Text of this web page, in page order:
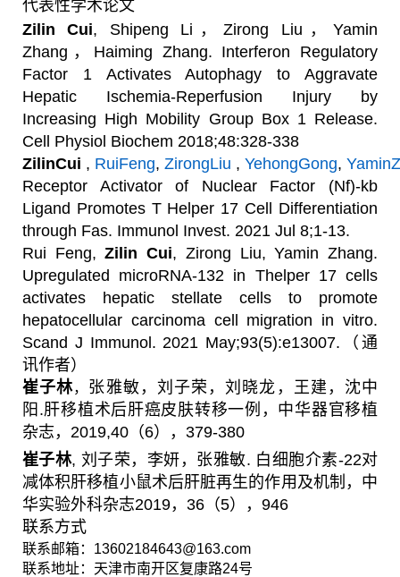
代表性学术论文
Zilin Cui, Shipeng Li ，Zirong Liu ， Yamin
Zhang ， Haiming Zhang. Interferon Regulatory
Factor 1 Activates Autophagy to Aggravate
Hepatic Ischemia-Reperfusion Injury by
Increasing High Mobility Group Box 1 Release.
Cell Physiol Biochem 2018;48:328-338
ZilinCui , RuiFeng, ZirongLiu , YehongGong,
Receptor Activator of Nuclear Factor (Nf)-kb
Ligand Promotes T Helper 17 Cell Differentiation
through Fas. Immunol Invest. 2021 Jul 8;1-13.
Rui Feng,Zilin Cui, Zirong Liu, Yamin Zhang.
Upregulated microRNA-132 in Thelper 17 cells
activates hepatic stellate cells to promote
hepatocellular carcinoma cell migration in vitro.
Scand J Immunol. 2021 May;93(5):e13007. （通
讯作者）
崔子林， 张雅敏，刘子荣，刘晓龙，王建，沈中
阳 .肝移植术后肝癌皮肤转移一例，中华器官移植
杂志， 2019,40 （6）， 379-380
崔子林, 刘子荣，李妍，张雅敏. 白细胞介素-22对
减体积肝移植小鼠术后肝脏再生的作用及机制，中
华实验外科杂志2019， 36 （5）， 946
联系方式
联系邮箱： 13602184643@163.com
联系地址：天津市南开区复康路24号